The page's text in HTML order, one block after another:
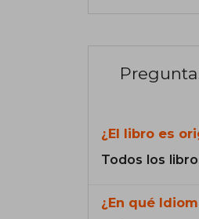
¿El libro es
Todos los
¿En qué